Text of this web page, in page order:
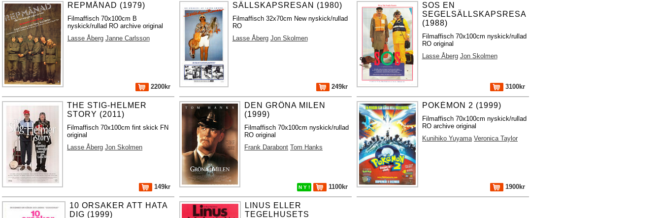
REPMÅNAD (1979)
Filmaffisch 70x100cm B
nyskick/rullad RO archive original
Lasse Åberg Janne Carlsson
2200kr
SÄLLSKAPSRESAN (1980)
Filmaffisch 32x70cm New nyskick/rullad
RO
Lasse Åberg Jon Skolmen
249kr
SOS EN
SEGELSÄLLSKAPSRESA
(1988)
Filmaffisch 70x100cm nyskick/rullad
RO original
Lasse Åberg Jon Skolmen
3100kr
THE STIG-HELMER
STORY (2011)
Filmaffisch 70x100cm fint skick FN
original
Lasse Åberg Jon Skolmen
149kr
DEN GRÖNA MILEN
(1999)
Filmaffisch 70x100cm nyskick/rullad
RO original
Frank Darabont Tom Hanks
N Y ! 1100kr
POKÉMON 2 (1999)
Filmaffisch 70x100cm nyskick/rullad
RO archive original
Kunihiko Yuyama Veronica Taylor
1900kr
10 ORSAKER ATT HATA
DIG (1999)
LINUS ELLER
TEGELHUSETS